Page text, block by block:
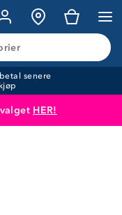
senere
HER!